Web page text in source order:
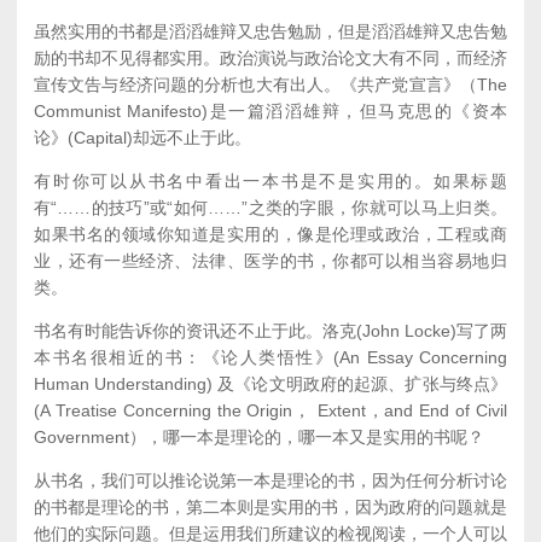
虽然实用的书都是滔滔雄辩又忠告勉励，但是滔滔雄辩又忠告勉
励的书却不见得都实用。政治演说与政治论文大有不同，而经济
宣传文告与经济问题的分析也大有出人。《共产党宣言》（The
Communist Manifesto)是一篇滔滔雄辩，但马克思的《资本
论》(Capital)却远不止于此。
有时你可以从书名中看出一本书是不是实用的。如果标题
有“……的技巧”或“如何……”之类的字眼，你就可以马上归类。
如果书名的领域你知道是实用的，像是伦理或政治，工程或商
业，还有一些经济、法律、医学的书，你都可以相当容易地归
类。
书名有时能告诉你的资讯还不止于此。洛克(John Locke)写了两
本书名很相近的书：《论人类悟性》(An Essay Concerning
Human Understanding) 及《论文明政府的起源、扩张与终点》
(A Treatise Concerning the Origin， Extent，and End of Civil
Government），哪一本是理论的，哪一本又是实用的书呢？
从书名，我们可以推论说第一本是理论的书，因为任何分析讨论
的书都是理论的书，第二本则是实用的书，因为政府的问题就是
他们的实际问题。但是运用我们所建议的检视阅读，一个人可以